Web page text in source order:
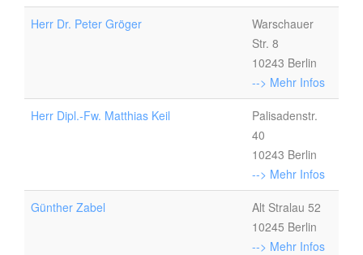
Herr Dr. Peter Gröger
Warschauer
Str. 8
10243 Berlin
--> Mehr Infos
Herr Dipl.-Fw. Matthias Keil
Palisadenstr.
40
10243 Berlin
--> Mehr Infos
Günther Zabel
Alt Stralau 52
10245 Berlin
--> Mehr Infos